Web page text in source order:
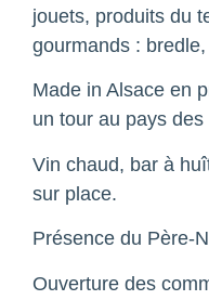
jouets, produits du
gourmands :
Made in Alsace en
un tour au pays des
Vin chaud, bar à
sur place.
Présence du Père-
Ouverture des